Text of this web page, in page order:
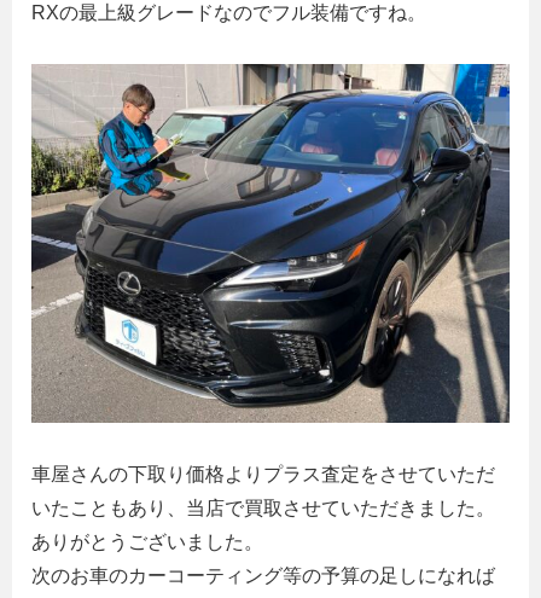
RXの最上級グレードなのでフル装備ですね。
車屋さんの下取り価格よりプラス査定をさせていただ
いたこともあり、当店で買取させていただきました。
ありがとうございました。
次のお車のカーコーティング等の予算の足しになれば